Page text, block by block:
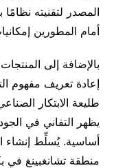
المصدر لتقنيته
أمام المطورين
إعادة تعريف مفهوم
طليعة الابتكار
يظهر التفاني في
أساسية. يُسلِّط إنشاء